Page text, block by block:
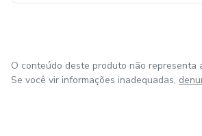
O conteúdo deste produto não representa
Se você vir informações inadequadas,